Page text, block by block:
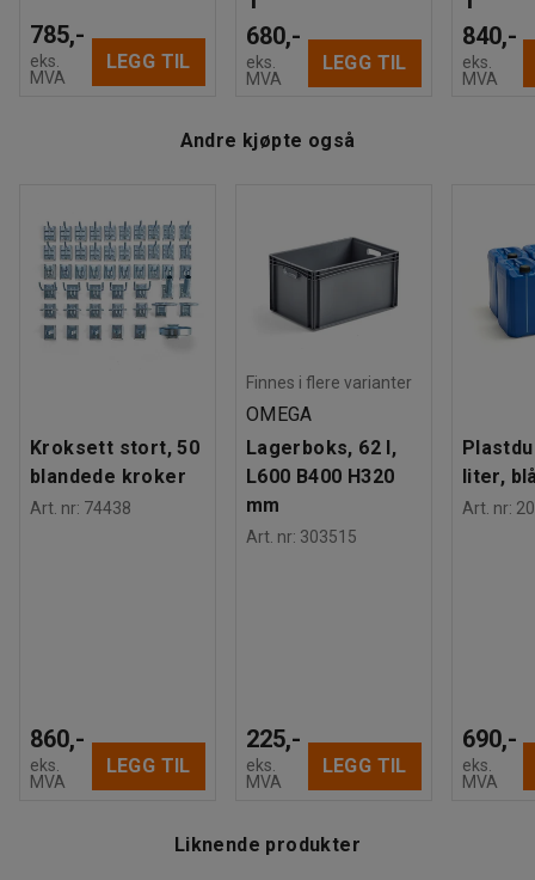
785,-
eks.
MVA
LEGG TIL
680,-
eks.
MVA
LEGG TIL
840,-
eks.
MVA
Andre kjøpte også
Kroksett stort, 50
blandede kroker
Art. nr: 74438
860,-
eks.
MVA
LEGG TIL
Finnes i flere varianter
OMEGA
Lagerboks, 62 l,
L600 B400 H320
mm
Art. nr: 303515
225,-
eks.
MVA
LEGG TIL
liter,
Art. nr:
690,-
eks.
MVA
Liknende produkter